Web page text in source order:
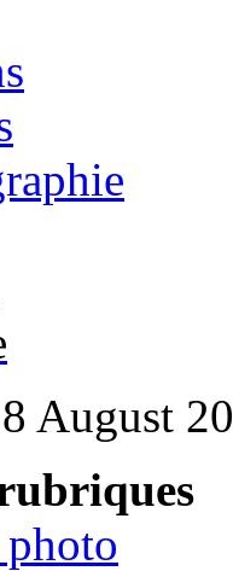
August